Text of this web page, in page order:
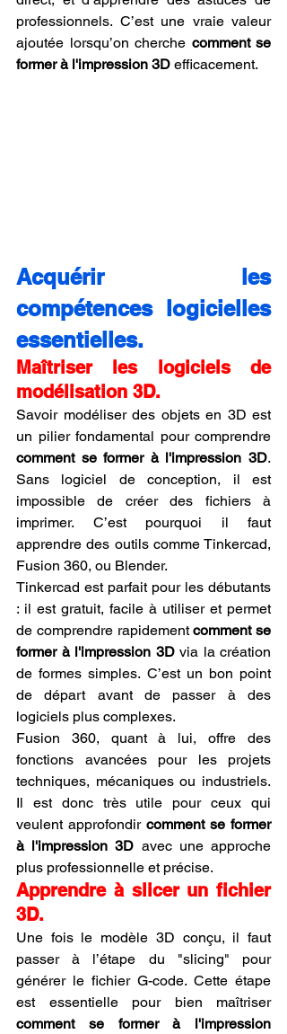
professionnels. C’est une vraie valeur
ajoutée lorsqu’on cherche comment se
former à l'impression 3D efficacement.
Acquérir les
compétences logicielles
essentielles.
Maîtriser les logiciels de
modélisation 3D.
Savoir modéliser des objets en 3D est
comment se former à l'impression 3D.
Sans logiciel de conception, il est
impossible de créer des fichiers à
imprimer. C’est pourquoi il faut
apprendre des outils comme Tinkercad,
Fusion 360, ou Blender.
Tinkercad est parfait pour les débutants
: il est gratuit, facile à utiliser et permet
de comprendre rapidement comment se
former à l'impression 3D via la création
de formes simples. C’est un bon point
de départ avant de passer à des
logiciels plus complexes.
Fusion 360, quant à lui, offre des
fonctions avancées pour les projets
techniques, mécaniques ou industriels.
Il est donc très utile pour ceux qui
veulent approfondir comment se former
à l'impression 3D avec une approche
plus professionnelle et précise.
Apprendre à slicer un fichier
3D.
Une fois le modèle 3D conçu, il faut
passer à l’étape du "slicing" pour
générer le fichier G-code. Cette étape
est essentielle pour bien maîtriser
comment se former à l'impression